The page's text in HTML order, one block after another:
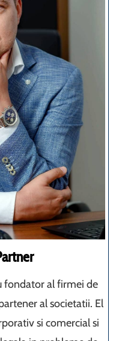
fondator al firmei de
al societatii. El
si comercial si